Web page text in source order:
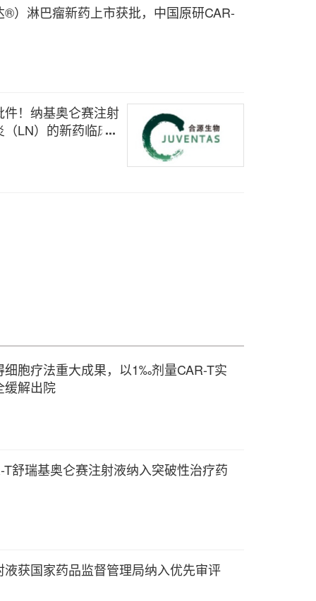
）淋巴瘤新药上市获批，中国原研CAR-
！纳基奥仑赛注射
LN）的新药临床
胞疗法重大成果，以1‰剂量CAR-T实
缓解出院
舒瑞基奥仑赛注射液纳入突破性治疗药
获国家药品监督管理局纳入优先审评